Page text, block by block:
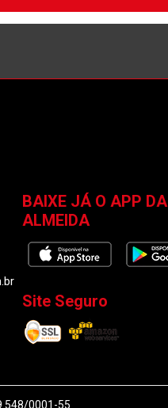
BAIXE JÁ O APP DA
ALMEIDA
Site Seguro
0001-55